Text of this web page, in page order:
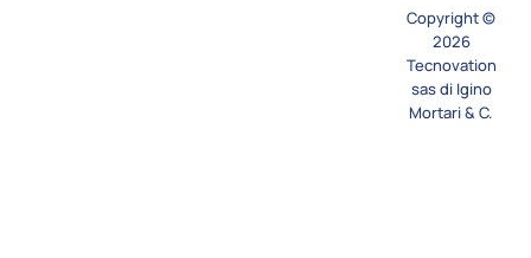
Copyright ©
2026
Tecnovation
sas di Igino
Mortari & C.